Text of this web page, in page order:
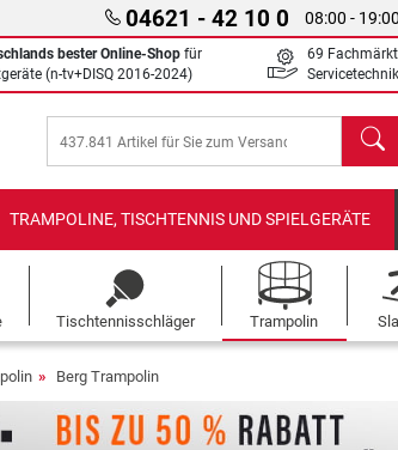
04621 - 42 10 0 08:00 -
bester Online-Shop für
(n-tv+DISQ 2016-2024)
69
Suchen
TRAMPOLINE, TISCHTENNIS UND SPIELGERÄTE
Tischtennisschläger Trampolin
Berg Trampolin